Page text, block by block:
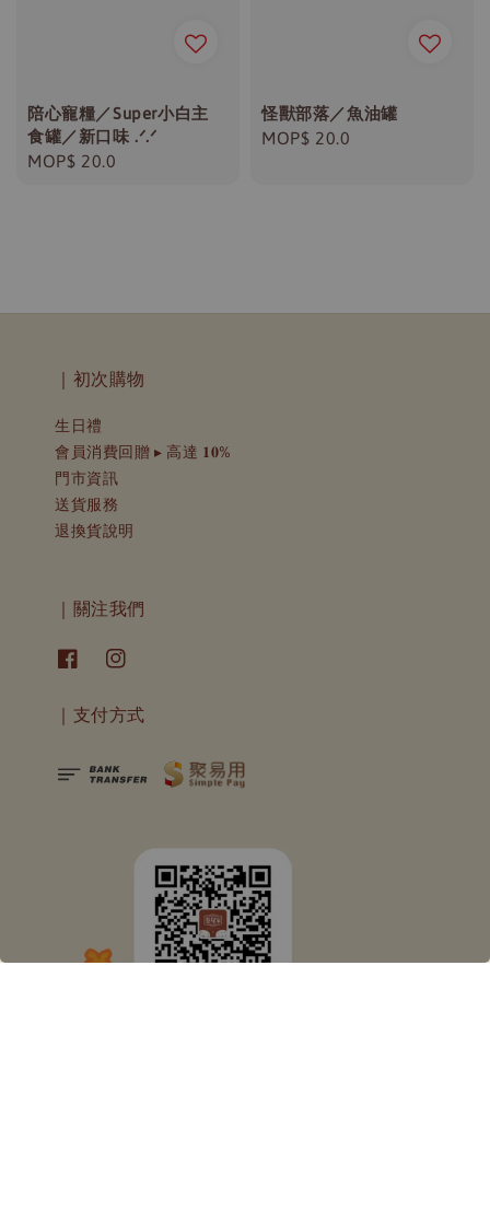
陪心寵糧／Super小白主
食罐／新口味 .ᐟ.ᐟ
Regular
MOP$ 20.0
怪獸部落／魚油罐
Regular
MOP$ 20.0
｜初次購物
生日禮
會員消費回贈 ▸ 高達 𝟏𝟎%
門市資訊
送貨服務
退換貨說明
｜關注我們
｜支付方式